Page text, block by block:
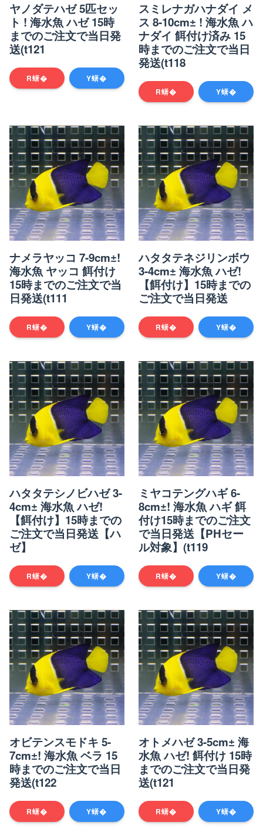
ヤノダテハゼ 5匹セッ
ト ! 海水魚 ハゼ 15時
までのご注文で当日発
送(t121
R蠎� Y蠎�
スミレナガハナダイ メ
ス 8-10cm± ! 海水魚 ハ
ナダイ 餌付け済み 15
時までのご注文で当日
発送(t118
R蠎� Y蠎�
ナメラヤッコ 7-9cm±!
海水魚 ヤッコ 餌付け
15時までのご注文で当
日発送(t111
R蠎� Y蠎�
ハタタテネジリンボウ
3-4cm± 海水魚 ハゼ!
【餌付け】15時までの
ご注文で当日発送
R蠎� Y蠎�
ハタタテシノビハゼ 3-
4cm± 海水魚 ハゼ!
【餌付け】15時までの
ご注文で当日発送【ハ
ゼ】
R蠎� Y蠎�
ミヤコテングハギ 6-
8cm±! 海水魚 ハギ 餌
付け15時までのご注文
で当日発送【PHセー
ル対象】(t119
R蠎� Y蠎�
オビテンスモドキ 5-
7cm±! 海水魚 ベラ 15
時までのご注文で当日
発送(t122
R蠎� Y蠎�
オトメハゼ 3-5cm± 海
水魚 ハゼ! 餌付け 15時
までのご注文で当日発
送(t121
R蠎� Y蠎�